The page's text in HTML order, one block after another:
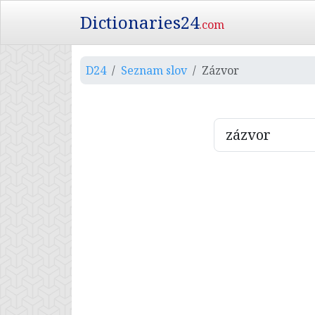
Dictionaries24.com
D24 Seznam slov Zázvor